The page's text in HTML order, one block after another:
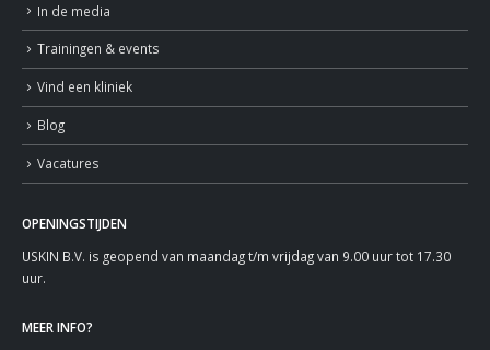
In de media
Trainingen & events
Vind een kliniek
Blog
Vacatures
OPENINGSTIJDEN
USKIN B.V. is geopend van maandag t/m vrijdag van 9.00 uur tot 17.30
uur.
MEER INFO?